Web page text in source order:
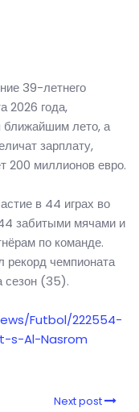
39-летнего
2026 года,
ближайшим лето, а
зарплату,
200 миллионов евро.
в 44 играх во
забитыми мячами и
по команде.
рекорд чемпионата
сезон (35).
Futbol/222554-
s-Al-Nasrom
Next post